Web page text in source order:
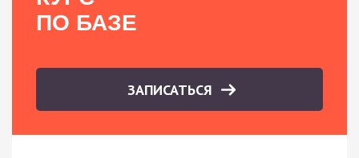
ПО БАЗЕ
ЗАПИСАТЬСЯ